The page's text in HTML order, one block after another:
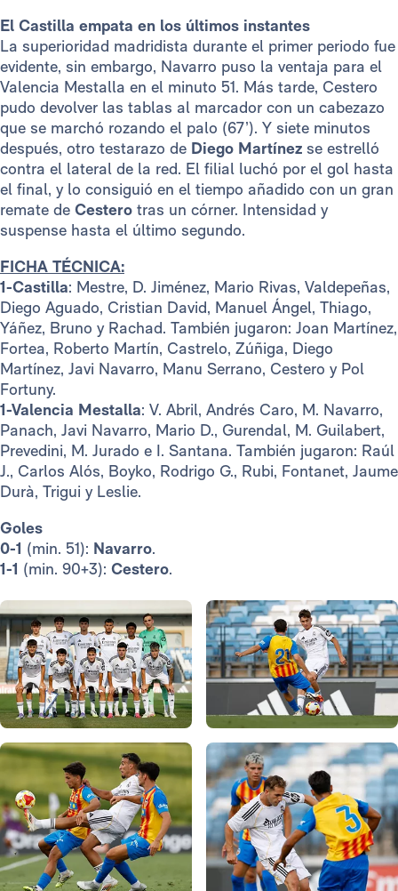
El Castilla empata en los últimos instantes
La superioridad madridista durante el primer periodo fue
evidente, sin embargo, Navarro puso la ventaja para el
Valencia Mestalla en el minuto 51. Más tarde, Cestero
pudo devolver las tablas al marcador con un cabezazo
que se marchó rozando el palo (67’). Y siete minutos
después, otro testarazo de Diego Martínez se estrelló
contra el lateral de la red. El filial luchó por el gol hasta
el final, y lo consiguió en el tiempo añadido con un gran
remate de Cestero tras un córner. Intensidad y
suspense hasta el último segundo.
FICHA TÉCNICA:
1-Castilla: Mestre, D. Jiménez, Mario Rivas, Valdepeñas,
Diego Aguado, Cristian David, Manuel Ángel, Thiago,
Yáñez, Bruno y Rachad. También jugaron: Joan Martínez,
Fortea, Roberto Martín, Castrelo, Zúñiga, Diego
Martínez, Javi Navarro, Manu Serrano, Cestero y Pol
Fortuny.
1-Valencia Mestalla: V. Abril, Andrés Caro, M. Navarro,
Panach, Javi Navarro, Mario D., Gurendal, M. Guilabert,
Prevedini, M. Jurado e I. Santana. También jugaron: Raúl
J., Carlos Alós, Boyko, Rodrigo G., Rubi, Fontanet, Jaume
Durà, Trigui y Leslie.
Goles
0-1 (min. 51): Navarro.
1-1 (min. 90+3): Cestero.